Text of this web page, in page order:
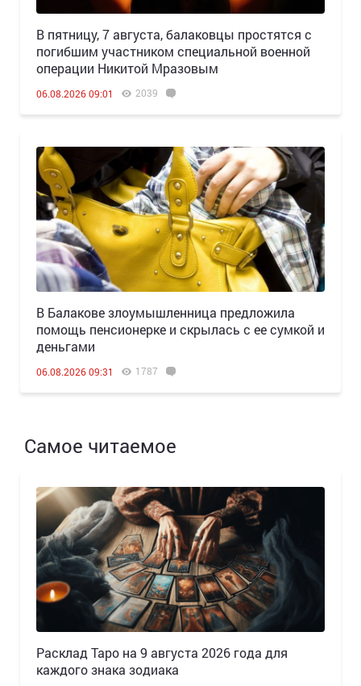
В пятницу, 7 августа, балаковцы простятся с
погибшим участником специальной военной
операции Никитой Мразовым
06.08.2026 09:01 2039
В Балакове злоумышленница предложила
помощь пенсионерке и скрылась с ее сумкой и
деньгами
06.08.2026 09:31 1787
Самое читаемое
Расклад Таро на 9 августа 2026 года для
каждого знака зодиака